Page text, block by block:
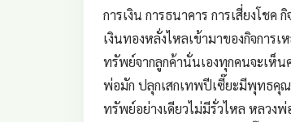
การเงิน การธนาคาร การเสี่ยงโช
เงินทองหลั่งไหลเข้ามาของกิจการ
ทรัพย์จากลูกค้านั่นเองทุกคนจะเห็น
พ่อมัก ปลุกเสกเทพปีเซี๊ยะมีพุทธคุ
ทรัพย์อย่างเดียวไม่มีรั่วไหล หลวง